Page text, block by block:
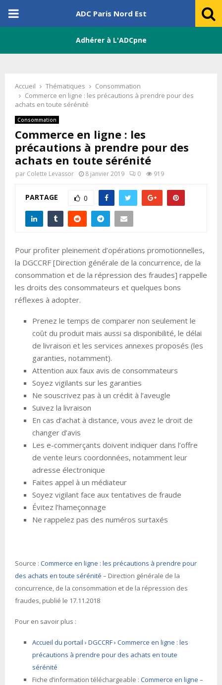
PRIMARY
ADC Paris Nord Est
Adhérer à L'ADCpne
Accueil Thématiques
Consommation
Commerce en ligne : les précautions à prendre pour des
achats en toute sérénité
Consommation
Commerce en ligne : les
précautions à prendre pour des
achats en toute sérénité
par Colette Levassor 8 janvier 2019 0 919
PARTAGE 0
Pour profiter pleinement d’opérations promotionnelles,
la DGCCRF [Direction générale de la concurrence, de la
consommation et de la répression des fraudes] rappelle
les droits des consommateurs et quelques bons
réflexes à adopter.
Prenez le temps de comparer non seulement le
coût du produit mais aussi sa disponibilité, le délai
de livraison et les services annexes proposés (les
garanties, notamment).
Attention aux faux avis de consommateurs
Soyez vigilants sur les garanties
Ne souscrivez pas à un crédit à l’aveugle
Suivez la livraison
En cas d’achat à distance, vous avez le droit de
changer d’avis
Les e-commerçants doivent indiquer dans l’offre
de vente leurs coordonnées, notamment leur
adresse électronique
Faites appel à un médiateur
Soyez vigilant face aux tentatives de fraude
Évitez l’hameçonnage
Ne rappelez pas des numéros surtaxés
Source : Commerce en ligne : les précautions à prendre pour
des achats en toute sérénité – Direction générale de la
concurrence, de la consommation et de la répression des
fraudes, publié le 17.11.2018
Pour en savoir plus :
Accueil du portail › DGCCRF › Commerce en ligne : les
précautions à prendre pour des achats en toute
sérénité
Fiche d’information téléchargeable : Commerce en ligne –